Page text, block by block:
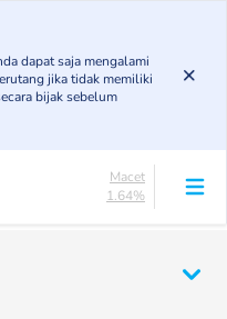
dapat saja mengalami
jika tidak memiliki
bijak sebelum
4.92%
KL
4.89%
Macet
1.64%